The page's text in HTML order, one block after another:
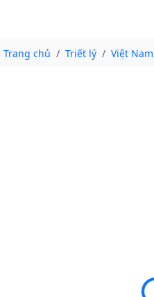
Trang chủ Triết lý Việt Nam